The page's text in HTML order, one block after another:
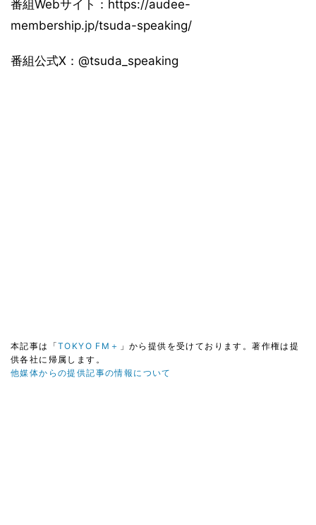
番組Webサイト：https://audee-
membership.jp/tsuda-speaking/
番組公式X：@tsuda_speaking
本記事は「TOKYO FM＋ 」から提供を受けております。著作権は提
供各社に帰属します。
他媒体からの提供記事の情報について